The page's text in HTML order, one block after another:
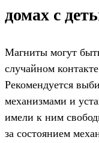
домах с
Магниты могут
случайном
Рекомендуется
механизмами и
имели к ним
за состоянием